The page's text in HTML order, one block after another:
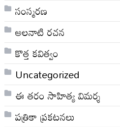
సంస్మరణ
అలనాటి రచన
కొత్త కవిత్వం
Uncategorized
ఈ తరం సాహిత్య విమర్శ
పత్రికా ప్రకటనలు